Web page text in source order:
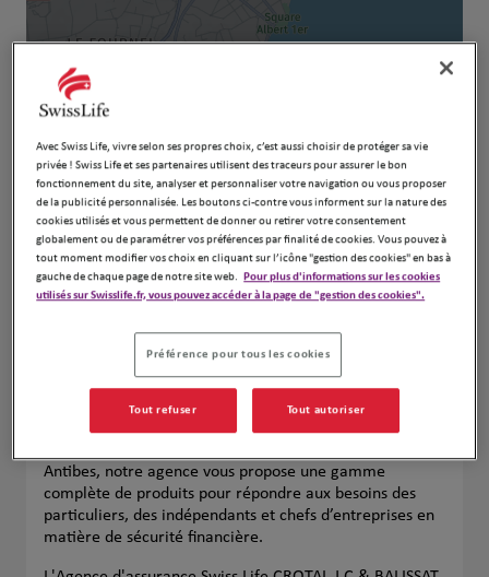
Leaflet| Map ©2026HERE
Votre agence Swiss Life à Antibes est votre partenaire
Antibes, notre agence vous propose une gamme
complète de produits pour répondre aux besoins des
particuliers, des indépendants et chefs d’entreprises en
matière de sécurité financière.
Avec Swiss Life, vivre selon ses propres choix, c’est aussi choisir de protéger sa vie
privée ! Swiss Life et ses partenaires utilisent des traceurs pour assurer le bon
fonctionnement du site, analyser et personnaliser votre navigation ou vous proposer
de la publicité personnalisée. Les boutons ci-contre vous informent sur la nature des
cookies utilisés et vous permettent de donner ou retirer votre consentement
globalement ou de paramétrer vos préférences par finalité de cookies. Vous pouvez à
tout moment modifier vos choix en cliquant sur l’icône "gestion des cookies" en bas à
gauche de chaque page de notre site web. Pour plus d'informations sur les cookies
utilisés sur Swisslife.fr, vous pouvez accéder à la page de "gestion des cookies".
Préférence pour tous les cookies
Tout refuser Tout autoriser